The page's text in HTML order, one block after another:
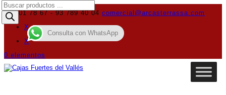
619 01 78 67 - 93 789 40 04 comercial@arcasterrassa.com
X
X
0 elementos
Búsqueda
de
productos
Consulta con WhatsApp